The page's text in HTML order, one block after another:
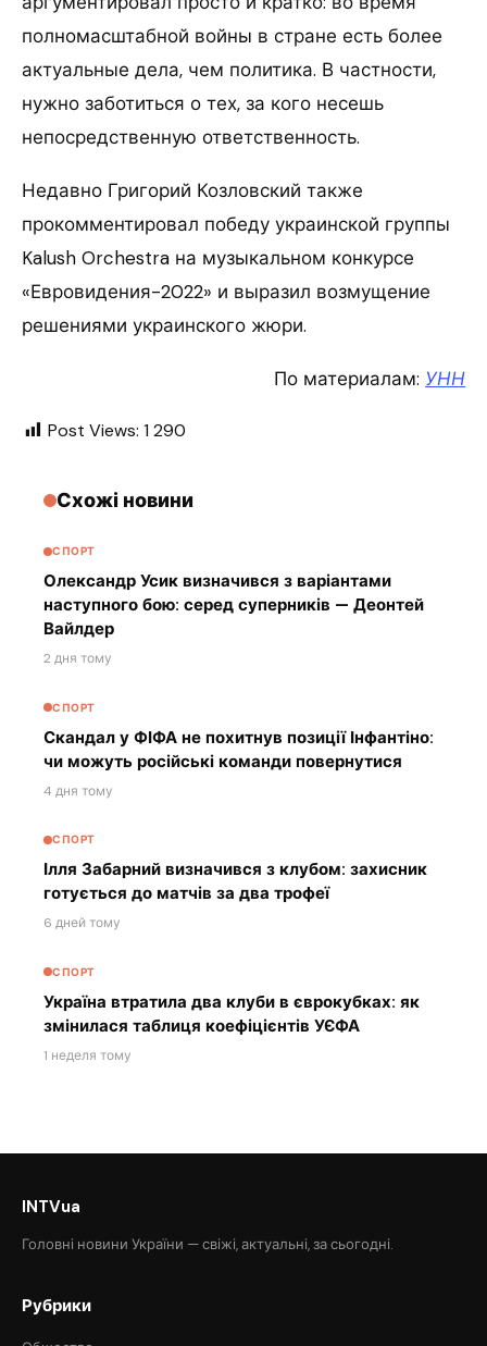
полномасштабной войны в стране есть более
актуальные дела, чем политика. В частности,
нужно заботиться о тех, за кого несешь
непосредственную ответственность.
Недавно Григорий Козловский также
прокомментировал победу украинской группы
Kalush Orchestra на музыкальном конкурсе
«Евровидения-2022» и выразил возмущение
решениями украинского жюри.
По материалам: УНН
Post Views: 1 290
Схожі новини
СПОРТ
Олександр Усик визначився з варіантами
наступного бою: серед суперників — Деонтей
Вайлдер
2 дня тому
СПОРТ
Скандал у ФІФА не похитнув позиції Інфантіно:
чи можуть російські команди повернутися
4 дня тому
СПОРТ
Ілля Забарний визначився з клубом: захисник
готується до матчів за два трофеї
6 дней тому
СПОРТ
Україна втратила два клуби в єврокубках: як
змінилася таблиця коефіцієнтів УЄФА
1 неделя тому
INTVua
Головні новини України — свіжі, актуальні, за сьогодні.
Рубрики